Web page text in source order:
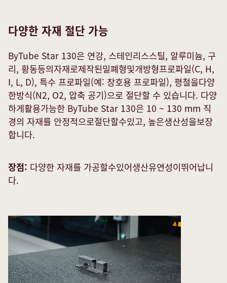
다양한 자재 절단 가능
ByTube Star 130은 연강, 스테인리스스틸, 알루미늄, 구
리, 황동등의자재로제작된밀폐형및개방형프로파일(C, H,
I, L, D), 특수 프로파일(예: 창호용 프로파일), 평철을다양
한방식(N2, O2, 압축 공기)으로 절단할 수 있습니다. 다양
하게활용가능한 ByTube Star 130은 10 ~ 130 mm 직
경의 자재를 안정적으로절단할수있고, 높은생산성을보장
합니다.
장점: 다양한 자재를 가공할수있어생산유연성이뛰어납니
다.